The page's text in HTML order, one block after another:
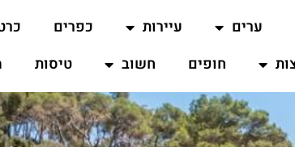
ערים עיירות כפרים
חופים חשוב טיסות